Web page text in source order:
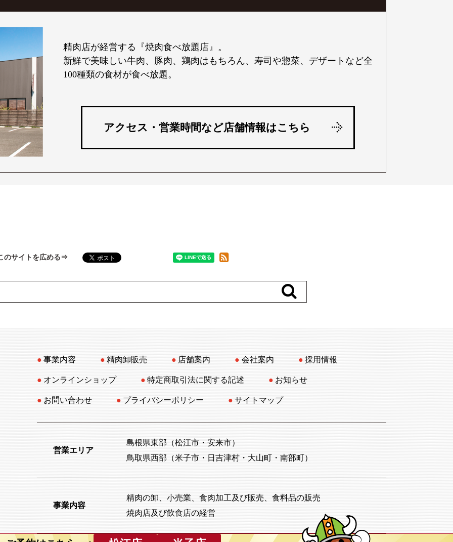
精肉店が経営する『焼肉食べ放題店』。
新鮮で美味しい牛肉、豚肉、鶏肉はもちろん、寿司や惣菜、デザートなど全
100種類の食材が食べ放題。
アクセス・営業時間など店舗情報はこちら
のサイトを広める
事業内容 精肉卸販売 店舗案内 会社案内 採用情報
オンラインショップ 特定商取引法に関する記述 お知らせ
お問い合わせ プライバシーポリシー サイトマップ
営業エリア
島根県東部（松江市・安来市）
鳥取県西部（米子市・日吉津村・大山町・南部町）
事業内容
精肉の卸、小売業、食肉加工及び販売、食料品の販売
焼肉店及び飲食店の経営